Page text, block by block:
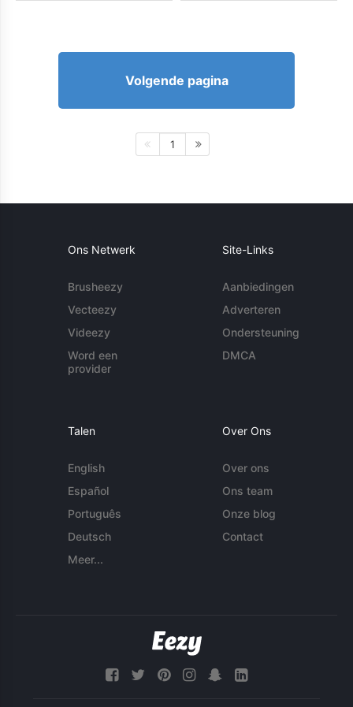
Volgende pagina
1
Ons Netwerk
Brusheezy
Vecteezy
Videezy
Word een
provider
Site-Links
Aanbiedingen
Adverteren
Ondersteuning
DMCA
Talen
English
Español
Português
Deutsch
Meer...
Over Ons
Over ons
Ons team
Onze blog
Contact